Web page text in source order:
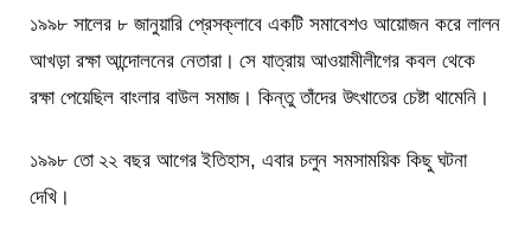
১৯৯৮ সালের ৮ জানুয়ারি প্রেসক্লাবে একটি সমাবেশও আয়োজন করে লালন
আখড়া রক্ষা আন্দোলনের নেতারা। সে যাত্রায় আওয়ামীলীগের কবল থেকে
রক্ষা পেয়েছিল বাংলার বাউল সমাজ। কিন্তু তাঁদের উৎখাতের চেষ্টা থামেনি।
১৯৯৮ তো ২২ বছর আগের ইতিহাস, এবার চলুন সমসাময়িক কিছু ঘটনা
দেখি।